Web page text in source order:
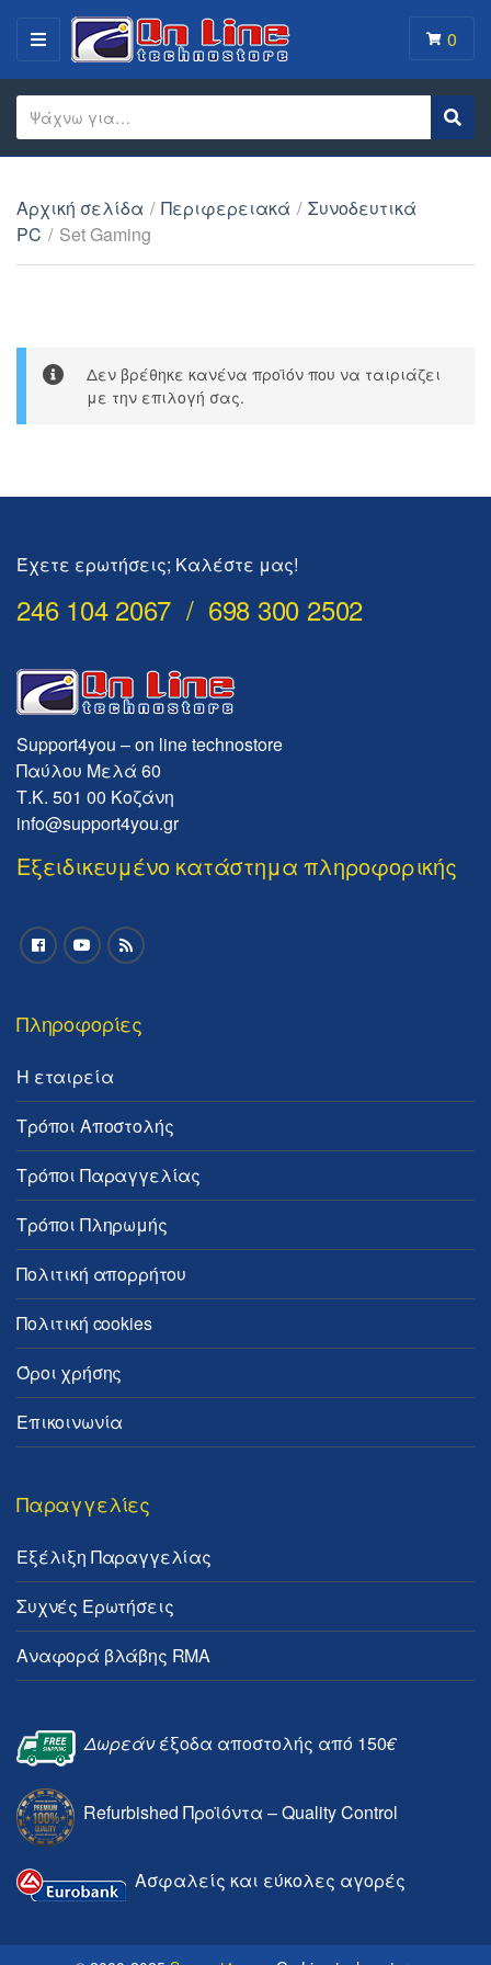
MENU
Category name
Search text
0
Αρχική σελίδα / Περιφερειακά / Συνοδευτικά
PC / Set Gaming
Δεν βρέθηκε κανένα προϊόν που να ταιριάζει
με την επιλογή σας.
Έχετε ερωτήσεις; Καλέστε μας!
246 104 2067 / 698 300 2502
Support4you – on line technostore
Παύλου Μελά 60
Τ.Κ. 501 00 Κοζάνη
info@support4you.gr
Εξειδικευμένο κατάστημα πληροφορικής
Πληροφορίες
Η εταιρεία
Τρόποι Αποστολής
Τρόποι Παραγγελίας
Τρόποι Πληρωμής
Πολιτική απορρήτου
Πολιτική cookies
Όροι χρήσης
Επικοινωνία
Παραγγελίες
Εξέλιξη Παραγγελίας
Συχνές Ερωτήσεις
Αναφορά βλάβης RMA
Δωρεάνέξοδα αποστολής από 150€
Refurbished Προϊόντα – Quality Control
Ασφαλείς και εύκολες αγορές